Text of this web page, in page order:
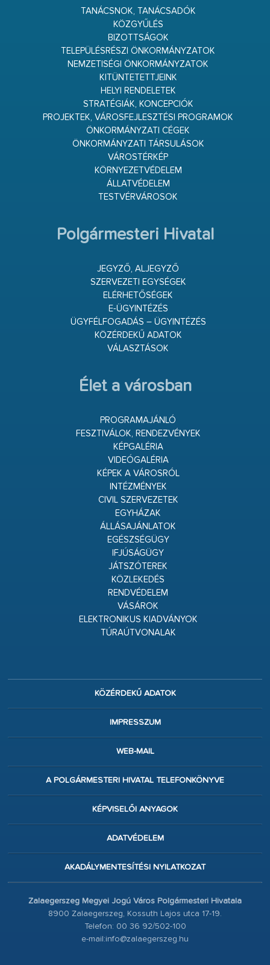
TANÁCSNOK, TANÁCSADÓK
KÖZGYŰLÉS
BIZOTTSÁGOK
TELEPÜLÉSRÉSZI ÖNKORMÁNYZATOK
NEMZETISÉGI ÖNKORMÁNYZATOK
KITÜNTETETTJEINK
HELYI RENDELETEK
STRATÉGIÁK, KONCEPCIÓK
PROJEKTEK, VÁROSFEJLESZTÉSI PROGRAMOK
ÖNKORMÁNYZATI CÉGEK
ÖNKORMÁNYZATI TÁRSULÁSOK
VÁROSTÉRKÉP
KÖRNYEZETVÉDELEM
ÁLLATVÉDELEM
TESTVÉRVÁROSOK
Polgármesteri Hivatal
JEGYZŐ, ALJEGYZŐ
SZERVEZETI EGYSÉGEK
ELÉRHETŐSÉGEK
E-ÜGYINTÉZÉS
ÜGYFÉLFOGADÁS – ÜGYINTÉZÉS
KÖZÉRDEKŰ ADATOK
VÁLASZTÁSOK
Élet a városban
PROGRAMAJÁNLÓ
FESZTIVÁLOK, RENDEZVÉNYEK
KÉPGALÉRIA
VIDEÓGALÉRIA
KÉPEK A VÁROSRÓL
INTÉZMÉNYEK
CIVIL SZERVEZETEK
EGYHÁZAK
ÁLLÁSAJÁNLATOK
EGÉSZSÉGÜGY
IFJÚSÁGÜGY
JÁTSZÓTEREK
KÖZLEKEDÉS
RENDVÉDELEM
VÁSÁROK
ELEKTRONIKUS KIADVÁNYOK
TÚRAÚTVONALAK
KÖZÉRDEKŰ ADATOK
IMPRESSZUM
WEB-MAIL
A POLGÁRMESTERI HIVATAL TELEFONKÖNYVE
KÉPVISELŐI ANYAGOK
ADATVÉDELEM
AKADÁLYMENTESÍTÉSI NYILATKOZAT
Zalaegerszeg Megyei Jogú Város Polgármesteri Hivatala
8900 Zalaegerszeg, Kossuth Lajos utca 17-19.
Telefon: 00 36 92/502-100
e-mail:info@zalaegerszeg.hu